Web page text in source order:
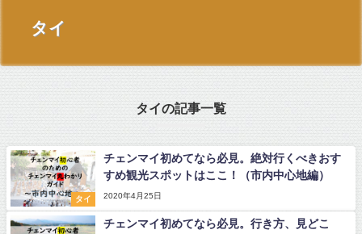
タイ
タイの記事一覧
タイ
チェンマイ初めてなら必見。絶対行くべきおす
すめ観光スポットはここ！（市内中心地編）
2020年4月25日
チェンマイ初めてなら必見。行き方、見どこ